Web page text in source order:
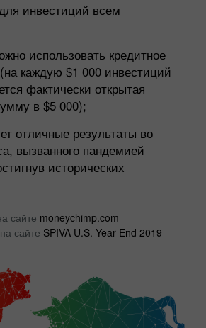
инвестиций всем
использовать кредитное
каждую $1 000 инвестиций
фактически открытая
в $5 000);
отличные результаты во
вызванного пандемией
исторических
сайте moneychimp.com
сайте SPIVA U.S. Year-End 2019